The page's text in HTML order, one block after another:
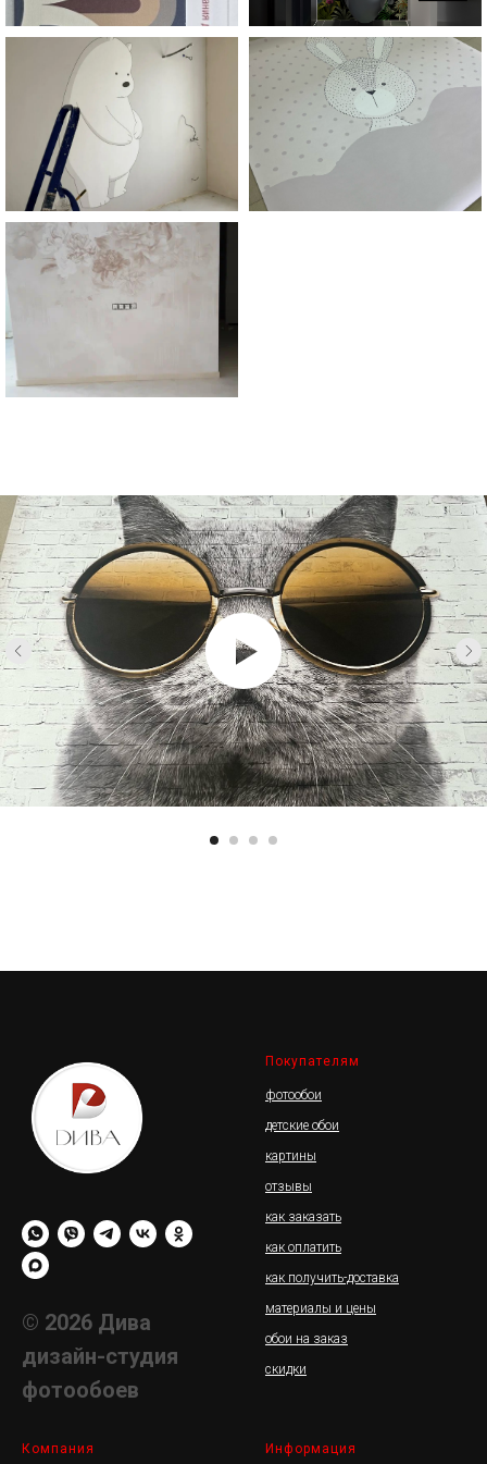
© 2026 Дива
дизайн-студия
фотообоев
Покупателям
фотообои
детские обои
картины
отзывы
как заказать
как оплатить
как получить-доставка
материалы и цены
обои на заказ
скидки
Компания Информация